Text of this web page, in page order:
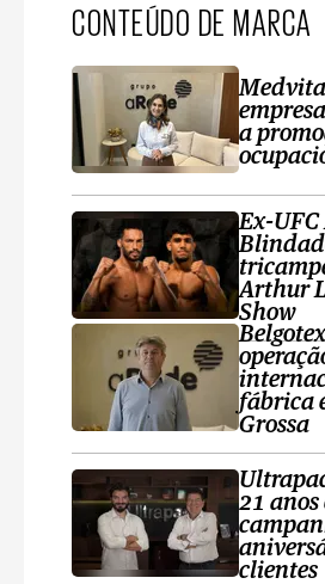
CONTEÚDO DE MARCA
a
Ex-
Arthur
Show
fábrica
Grossa
21 anos
clientes